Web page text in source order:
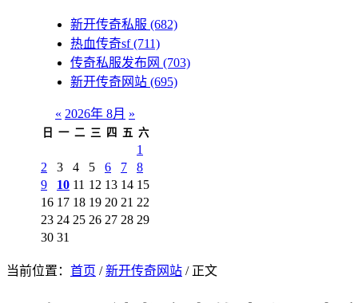
新开传奇私服 (682)
热血传奇sf(711)
传奇私服发布网 (703)
新开传奇网站 (695)
« 2026年 8月 »
日 一 二 三 四 五 六
1
2
3 4 5 6 7
8
9
10 11 12 13 14 15
16 17 18 19 20 21 22
23 24 25 26 27 28 29
30 31
当前位置： 首页 /新开传奇网站 / 正文